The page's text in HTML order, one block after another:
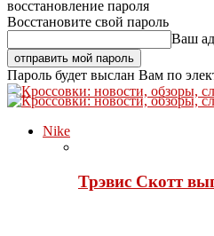
восстановление пароля
Восстановите свой пароль
Ваш
Пароль будет выслан Вам по
Nike
Трэвис Скотт